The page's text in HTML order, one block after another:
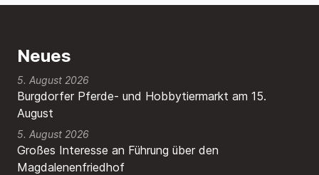
Neues
Burgdorfer Pferde- und Hobbytiermarkt am 15.
August
5. August 2026
Großes Interesse an Führung über den
Magdalenenfriedhof
5. August 2026